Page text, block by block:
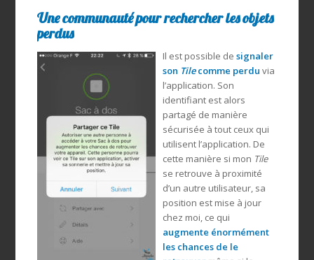
Une communauté pour rechercher les objets
perdus
Il est possible de signaler
son Tilecomme perdu via
l’application. Son
identifiant est alors
partagé de manière
sécurisée à tout ceux qui
utilisent l’application. De
cette manière si mon Tile
se retrouve à proximité
d’un autre utilisateur, sa
position est mise à jour
chez moi, ce qui
augmente énormément
les chances de le